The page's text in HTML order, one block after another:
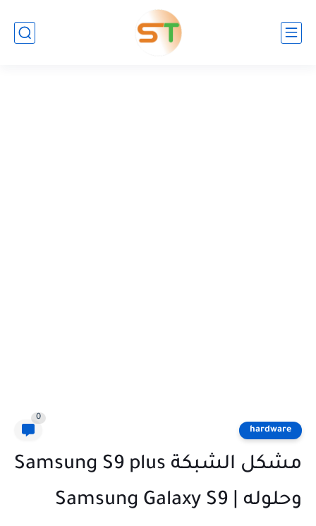
hardware
0
مشكل الشبكة Samsung S9 plus
وحلوله | Samsung Galaxy S9